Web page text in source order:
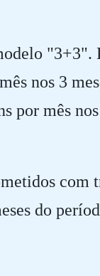
"3+3".
nos 3
por mês
com
do